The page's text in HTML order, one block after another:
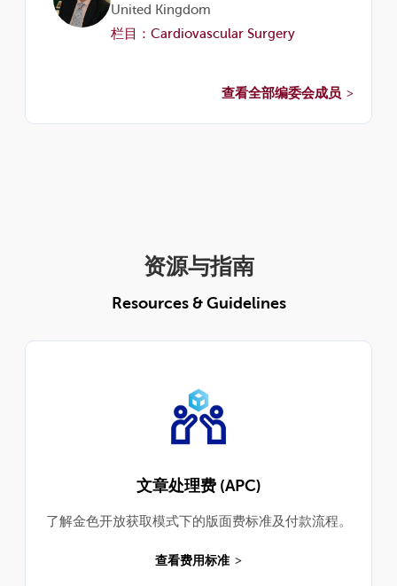
United Kingdom
栏目：Cardiovascular Surgery
查看全部编委会成员
资源与指南
Resources & Guidelines
文章处理费 (APC)
了解金色开放获取模式下的版面费标准及付款流程。
查看费用标准